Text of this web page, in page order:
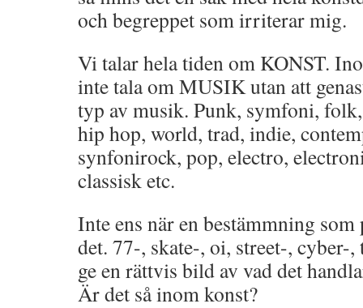
och begreppet som irriterar mig.
Vi talar hela tiden om KONST.
inte tala om MUSIK utan att
typ av musik. Punk, symfoni,
hip hop, world, trad, indie,
synfonirock, pop, electro,
classisk etc.
Inte ens när en bestämmning
det. 77-, skate-, oi, street-,
ge en rättvis bild av vad det
Är det så inom konst?